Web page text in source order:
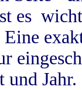
es
und Jahr.